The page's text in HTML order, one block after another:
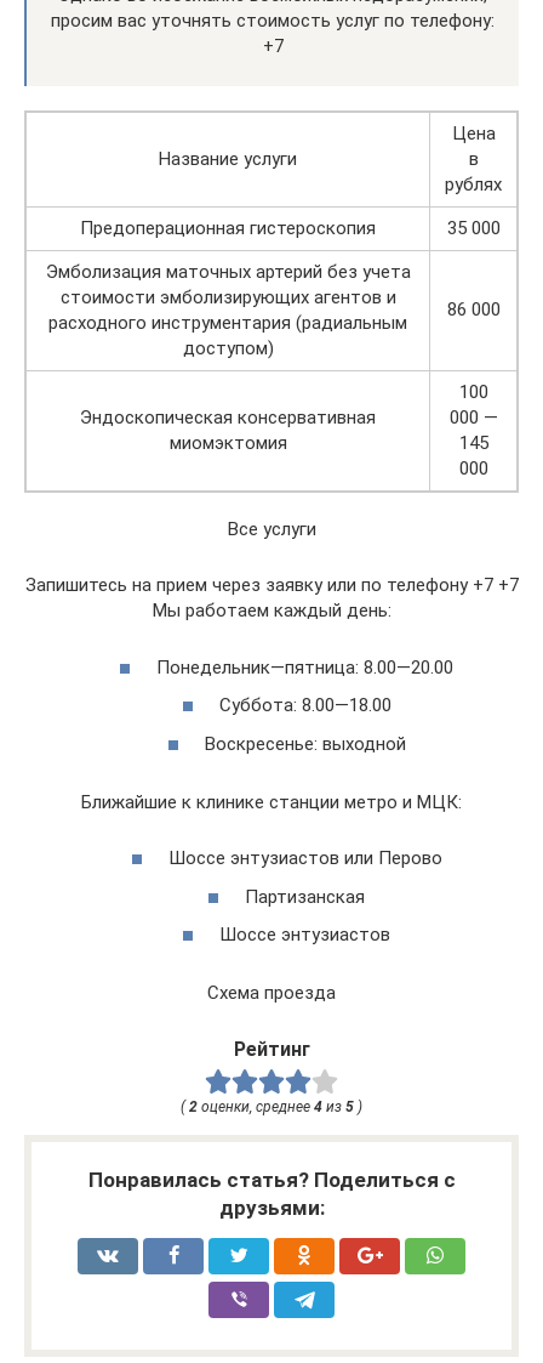
просим вас уточнять стоимость услуг по телефону:
+7
Название услуги
Цена
в
рублях
Предоперационная гистероскопия
35 000
Эмболизация маточных артерий без учета
стоимости эмболизирующих агентов и
расходного инструментария (радиальным
доступом)
86 000
Эндоскопическая консервативная
миомэктомия
100
000 —
145
000
Все услуги
Запишитесь на прием через заявку или по телефону +7 +7
Мы работаем каждый день:
Понедельник—пятница: 8.00—20.00
Суббота: 8.00—18.00
Воскресенье: выходной
Ближайшие к клинике станции метро и МЦК:
Шоссе энтузиастов или Перово
Партизанская
Шоссе энтузиастов
Схема проезда
Рейтинг
( 2 оценки, среднее 4 из 5 )
Понравилась статья? Поделиться с
друзьями: